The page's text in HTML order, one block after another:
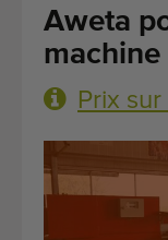
Marques
Contact
Aweta
machine
Prix